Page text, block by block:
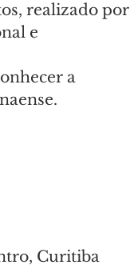
realizado por
e
a
Curitiba